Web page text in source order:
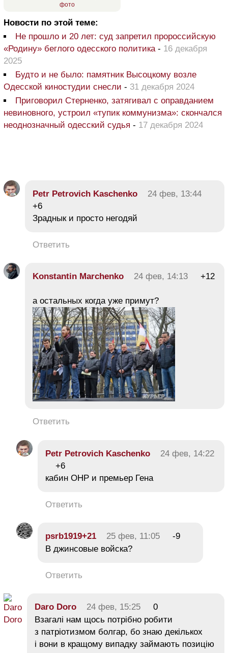
фото
Новости по этой теме:
Не прошло и 20 лет: суд запретил пророссийскую
«Родину» беглого одесского политика - 16 декабря
2025
Будто и не было: памятник Высоцкому возле
Одесской киностудии снесли - 31 декабря 2024
Приговорил Стерненко, затягивал с оправданием
невиновного, устроил «тупик коммунизма»: скончался
неоднозначный одесский судья - 17 декабря 2024
Petr Petrovich Kaschenko
24 фев, 13:44
+6
Зраднык и просто негодяй
Ответить
Konstantin Marchenko 24 фев, 14:13 +12
а остальных когда уже примут?
Ответить
Petr Petrovich Kaschenko
24 фев, 14:22
+6
кабин ОНР и премьер Гена
Ответить
psrb1919+21 25 фев, 11:05
-9
В джинсовые войска?
Ответить
Daro Doro 24 фев, 15:25
0
Взагалі нам щось потрібно робити
з патріотизмом болгар, бо знаю декількох
і вони в кращому випадку займають позицію